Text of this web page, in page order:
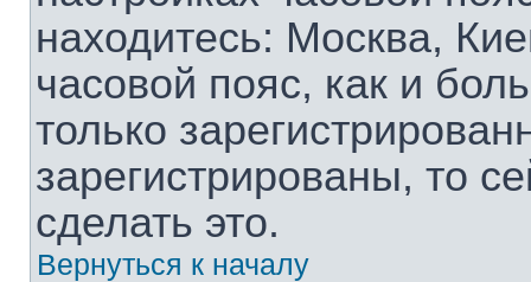
находитесь: Москва,
часовой пояс, как и
только
зарегистрированы, то
сделать это.
Вернуться к началу